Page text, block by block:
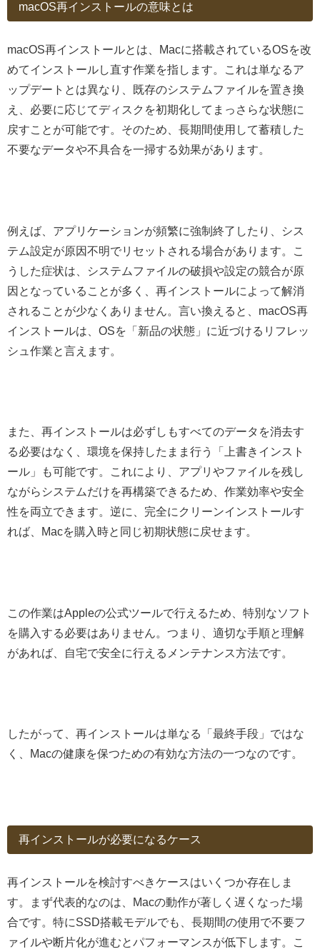
macOS再インストールの意味とは
macOS再インストールとは、Macに搭載されているOSを改
めてインストールし直す作業を指します。これは単なるア
ップデートとは異なり、既存のシステムファイルを置き換
え、必要に応じてディスクを初期化してまっさらな状態に
戻すことが可能です。そのため、長期間使用して蓄積した
不要なデータや不具合を一掃する効果があります。
例えば、アプリケーションが頻繁に強制終了したり、シス
テム設定が原因不明でリセットされる場合があります。こ
うした症状は、システムファイルの破損や設定の競合が原
因となっていることが多く、再インストールによって解消
されることが少なくありません。言い換えると、macOS再
インストールは、OSを「新品の状態」に近づけるリフレッ
シュ作業と言えます。
また、再インストールは必ずしもすべてのデータを消去す
る必要はなく、環境を保持したまま行う「上書きインスト
ール」も可能です。これにより、アプリやファイルを残し
ながらシステムだけを再構築できるため、作業効率や安全
性を両立できます。逆に、完全にクリーンインストールす
れば、Macを購入時と同じ初期状態に戻せます。
この作業はAppleの公式ツールで行えるため、特別なソフト
を購入する必要はありません。つまり、適切な手順と理解
があれば、自宅で安全に行えるメンテナンス方法です。
したがって、再インストールは単なる「最終手段」ではな
く、Macの健康を保つための有効な方法の一つなのです。
再インストールが必要になるケース
再インストールを検討すべきケースはいくつか存在しま
す。まず代表的なのは、Macの動作が著しく遅くなった場
合です。特にSSD搭載モデルでも、長期間の使用で不要フ
ァイルや断片化が進むとパフォーマンスが低下します。こ